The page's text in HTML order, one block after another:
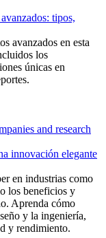
tipos,
avanzados en esta
los
únicas en
innovación elegante
en industrias como
los beneficios y
Aprenda cómo
y la ingeniería,
y rendimiento.